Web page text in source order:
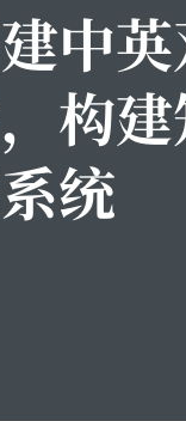
中
构
统